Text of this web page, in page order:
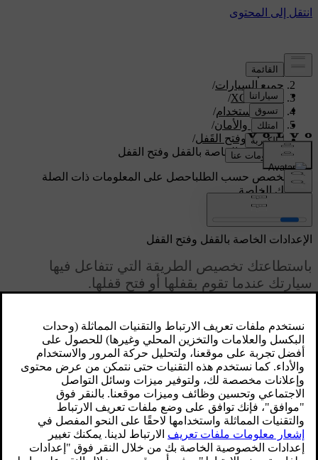
الدعم/
جميع السيارات/
XC60 2027
/
دليل الاستخدام/
الدخول والأمان/
القَفل وفتح القَفل/
الإعدادات الخاصة بالقفل وفتح القفل
دعم مخصص حسب الطلباحصل على المعلومات ذات الصلة
بسيارتك الخاصة.
تسجيل الدخول
الإعدادات الخاصة بالقفل وفتح القفل
باستطاعتك تخصيص الطريقة التي تتفاعل فيها
سيارتك عندما تقوم بقفلها أو فتح قفلها.